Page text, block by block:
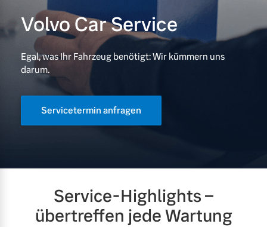
Aktuelle Zubehörangebote
Zubehörkatalog
Aktuelle Serviceangebote
Unsere News & Events
Volvo Car Service
Egal, was Ihr Fahrzeug benötigt: Wir kümmern uns
darum.
Servicetermin anfragen
Service-Highlights –
übertreffen jede Wartung